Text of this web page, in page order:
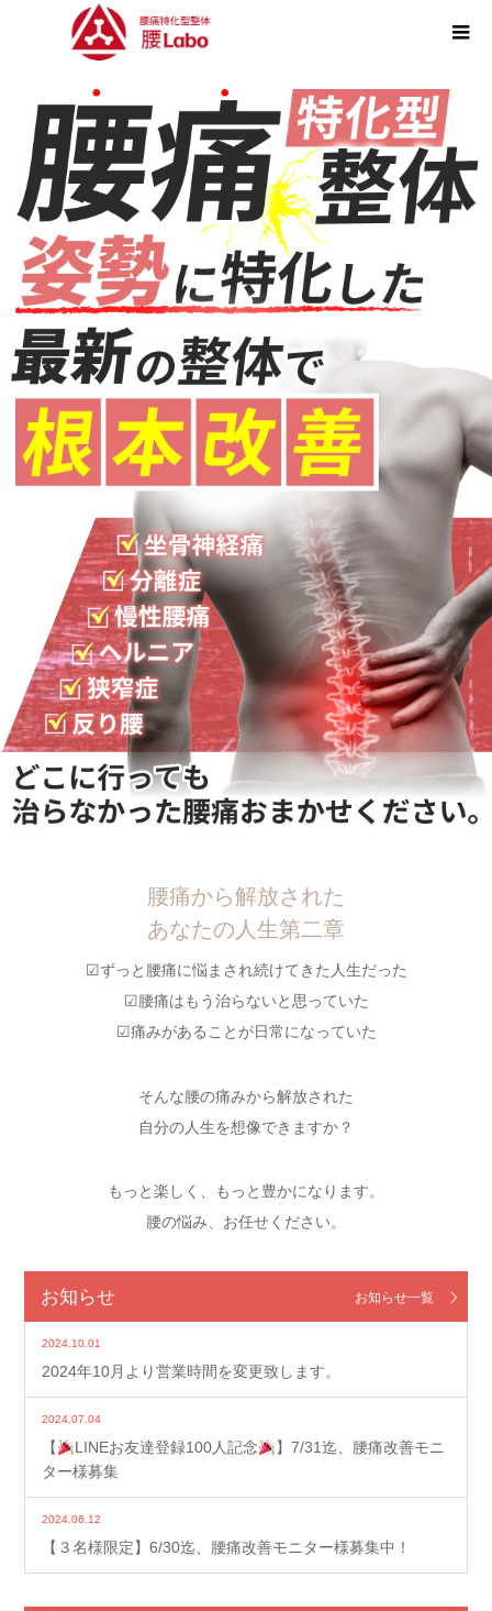
腰痛から解放された
あなたの人生第二章
☑︎ずっと腰痛に悩まされ続けてきた人生だった
☑︎腰痛はもう治らないと思っていた
☑︎痛みがあることが日常になっていた
そんな腰の痛みから解放された
自分の人生を想像できますか？
もっと楽しく、もっと豊かになります。
腰の悩み、お任せください。
お知らせ お知らせ一覧
2024.10.01
2024年10月より営業時間を変更致します。
2024.07.04
【 LINEお友達登録100人記念
】7/31迄、腰痛改善モニ
ター様募集
2024.06.12
【３名様限定】6/30迄、腰痛改善モニター様募集中！